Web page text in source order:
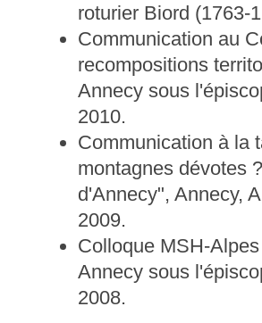
roturier Biord (1763-
Communication au
recompositions
Annecy sous
2010.
Communication à la
montagnes dévotes
d'Annecy", Annecy,
2009.
Colloque MSH-
Annecy sous
2008.